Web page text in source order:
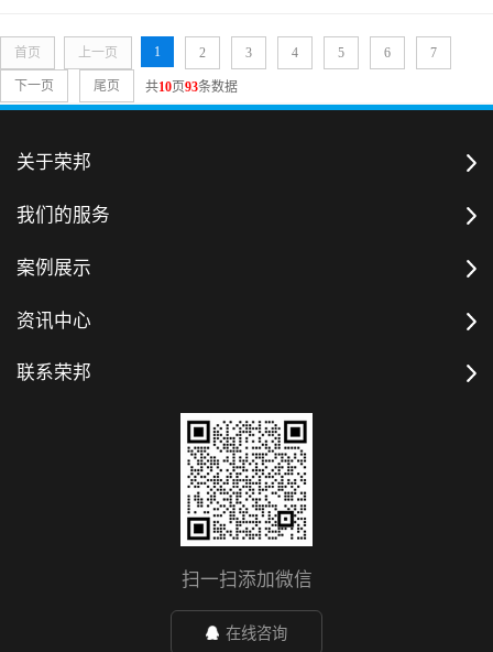
首页 上一页 1 2 3 4 5 6 7
下一页 尾页 共10页93条数据
关于荣邦
我们的服务
案例展示
资讯中心
联系荣邦
扫一扫添加微信
在线咨询